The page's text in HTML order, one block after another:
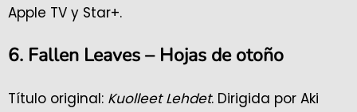
Apple TV y Star+.
6. Fallen Leaves – Hojas de otoño
Título original: Kuolleet Lehdet. Dirigida por Aki